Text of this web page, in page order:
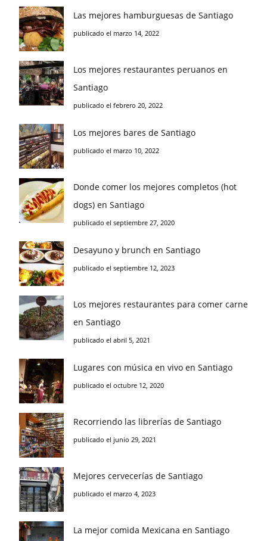
Las mejores hamburguesas de Santiago
publicado el marzo 14, 2022
Los mejores restaurantes peruanos en
Santiago
publicado el febrero 20, 2022
Los mejores bares de Santiago
publicado el marzo 10, 2022
Donde comer los mejores completos (hot
dogs) en Santiago
publicado el septiembre 27, 2020
Desayuno y brunch en Santiago
publicado el septiembre 12, 2023
Los mejores restaurantes para comer carne
en Santiago
publicado el abril 5, 2021
Lugares con música en vivo en Santiago
publicado el octubre 12, 2020
Recorriendo las librerías de Santiago
publicado el junio 29, 2021
Mejores cervecerías de Santiago
publicado el marzo 4, 2023
La mejor comida Mexicana en Santiago